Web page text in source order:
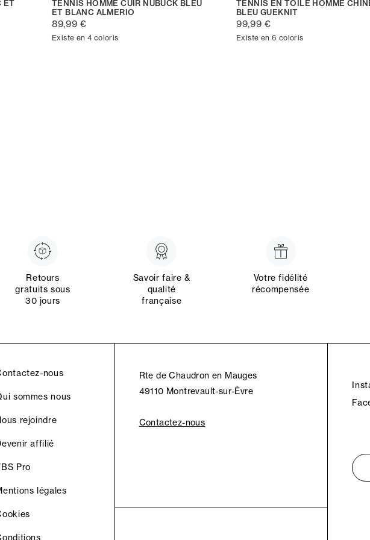
ET
TENNIS HOMME CUIR NUBUCK BLEU
ET BLANC ALMERIO
89,99 €
Existe en 4 coloris
TENNIS EN TOILE HOMME
BLEU GUEKNIT
99,99 €
Existe en 6 coloris
Retours
gratuits sous
30 jours
Savoir faire &
qualité
française
Votre fidélité
récompensée
nous
sommes nous
rejoindre
affilié
Pro
légales
Rte de Chaudron en Mauges
49110 Montrevault-sur-Èvre
Contactez-nous